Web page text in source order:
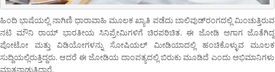
ಹಿಂದಿ ಭಾಷೆಯಲ್ಲಿ ನಾಗಿಣಿ ಧಾರಾವಾಹಿ ಮೂಲಕ ಖ್ಯಾತಿ ಪಡೆದು ಬಾಲಿವುಡ್‍ರಂಗದಲ್ಲಿ ಮಿಂಚುತ್ತಿರುವ
ನಟಿ ಮೌನಿ ರಾಯ್ ಭಾರತೀಯ ಸಿನಿಪ್ರೇಮಿಗಳಿಗೆ ಚಿರಪರಿಚಿತ. ಈ ಜೋಡಿ ಅಗಾಗ ಜೊತೆಗಿದ್ದ
ಪೋಟೋ ಮತ್ತು ವಿಡಿಯೋಗಳನ್ನು ಸೋಷಿಯಲ್ ಮೀಡಿಯಾದಲ್ಲಿ ಹಂಚಿಕೊಳ್ಳುವ ಮೂಲಕ
ಸುದ್ದಿಯಲ್ಲಿರುತ್ತಿದ್ದರು. ಆದರೆ ಈ ಜೋಡಿಯ ದಾಂಪತ್ಯದಲ್ಲಿ ಬಿರುಕು ಮೂಡಿದೆ ಎಂದು ಅಭಿಮಾನಿಗಳು
ಮಾತನಾಡುತ್ತಿದ್ದಾರೆ.